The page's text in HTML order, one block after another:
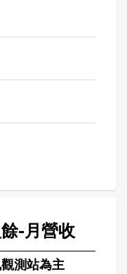
-月營收
測站為主